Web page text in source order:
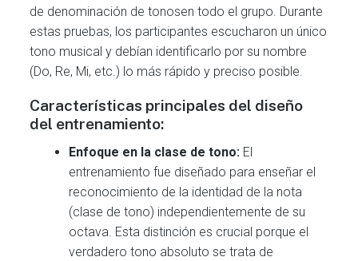
de denominación de tonosen todo el grupo. Durante
estas pruebas, los participantes escucharon un único
tono musical y debían identificarlo por su nombre
(Do, Re, Mi, etc.) lo más rápido y preciso posible.
Características principales del diseño
del entrenamiento:
Enfoque en la clase de tono: El
entrenamiento fue diseñado para enseñar el
reconocimiento de la identidad de la nota
(clase de tono) independientemente de su
octava. Esta distinción es crucial porque el
verdadero tono absoluto se trata de